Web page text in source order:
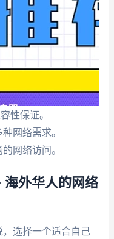
性保证。
网络需求。
网络访问。
海外华人的网络
选择一个适合自己